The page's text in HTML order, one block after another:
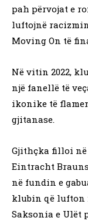
pah përvojat e
luftojnë
Moving On të
Në vitin 2022,
një fanellë të
ikonike të
gjitanase.
Gjithçka filloi në
Eintracht
në fundin e
klubin që lufton
Saksonia e Ulët